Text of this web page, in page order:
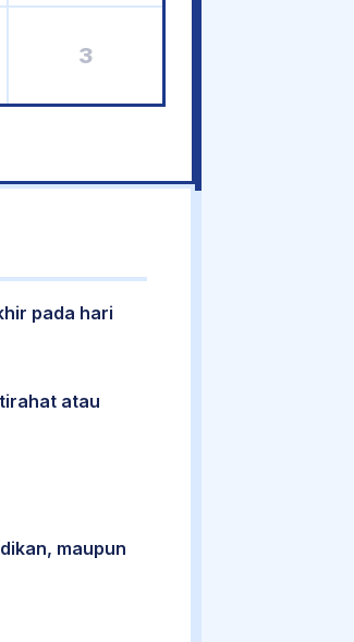
3
pada hari
atau
maupun